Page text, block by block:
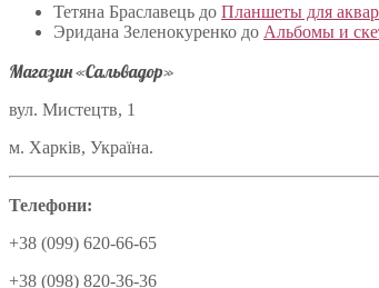
Тетяна Браславець до Планшеты для
Эридана Зеленокуренко до Альбомы и
Магазин «Сальвадор»
вул. Мистецтв, 1
м. Харків, Україна.
Телефони:
+38 (099) 620-66-65
+38 (098) 820-36-36